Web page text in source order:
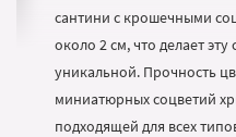
сантини с крошечными
около 2 см, что делает
уникальной. Прочность
миниатюрных соцветий
подходящей для всех